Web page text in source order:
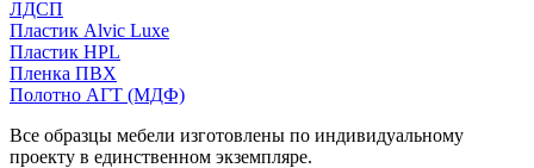
ЛДСП
Пластик Alvic Luxe
Пластик HPL
Пленка ПВХ
Полотно АГТ (МДФ)
Все образцы мебели изготовлены по индивидуальному
проекту в единственном экземпляре.